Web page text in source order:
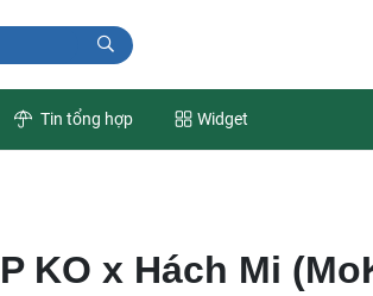
Tin tổng hợp Widget
KO x Hách Mi